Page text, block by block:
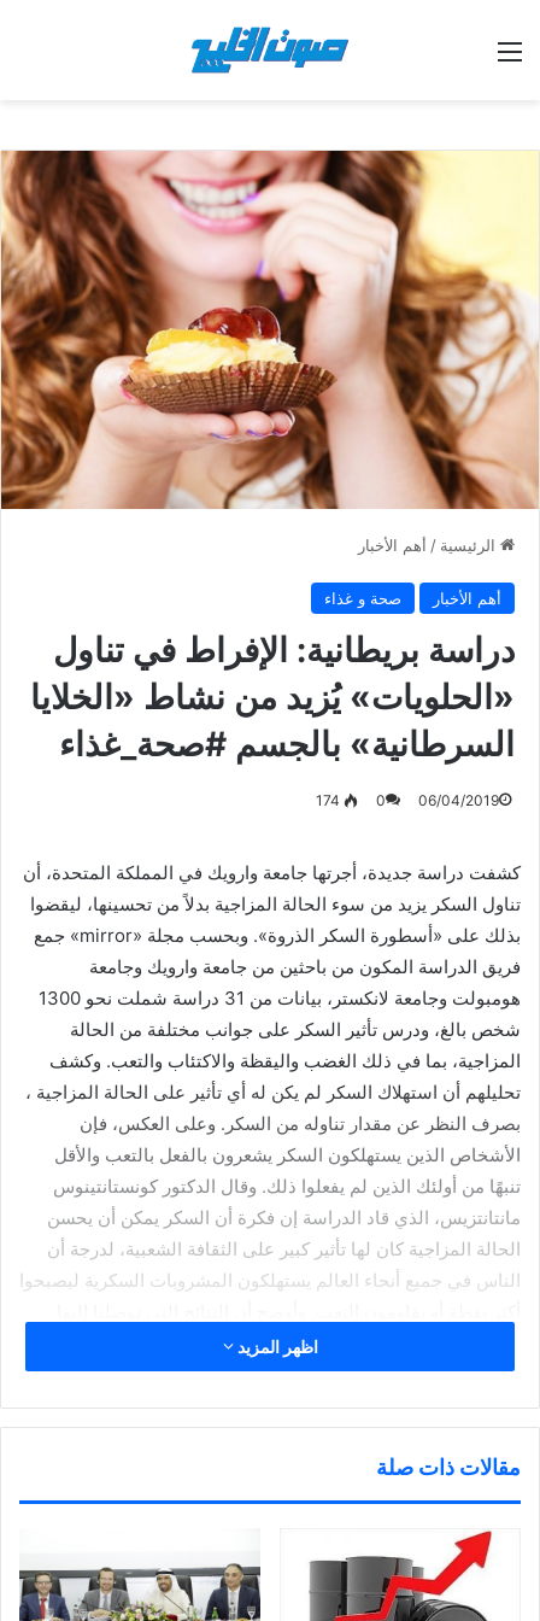
القائمة
الرئيسية / أهم الأخبار
أهم الأخبار صحة و غذاء
دراسة بريطانية: الإفراط في تناول
«الحلويات» يُزيد من نشاط «الخلايا
السرطانية» بالجسم #صحة_غذاء
06/04/2019
0
174
كشفت دراسة جديدة، أجرتها جامعة وارويك في المملكة المتحدة، أن
تناول السكر يزيد من سوء الحالة المزاجية بدلاً من تحسينها، ليقضوا
بذلك على «أسطورة السكر الذروة». وبحسب مجلة «mirror» جمع
فريق الدراسة المكون من باحثين من جامعة وارويك وجامعة
هومبولت وجامعة لانكستر، بيانات من 31 دراسة شملت نحو 1300
شخص بالغ، ودرس تأثير السكر على جوانب مختلفة من الحالة
المزاجية، بما في ذلك الغضب واليقظة والاكتئاب والتعب. وكشف
تحليلهم أن استهلاك السكر لم يكن له أي تأثير على الحالة المزاجية ،
بصرف النظر عن مقدار تناوله من السكر. وعلى العكس، فإن
الأشخاص الذين يستهلكون السكر يشعرون بالفعل بالتعب والأقل
تنبهًا من أولئك الذين لم يفعلوا ذلك. وقال الدكتور كونستانتينوس
مانتانتزيس، الذي قاد الدراسة إن فكرة أن السكر يمكن أن يحسن
الحالة المزاجية كان لها تأثير كبير على الثقافة الشعبية، لدرجة أن
الناس في جميع أنحاء العالم يستهلكون المشروبات السكرية ليصبحوا
تشير بوضوح شديد إلى أن مثل هذه الادعاءات لا تدعمها – إذا كان أي
شيء ، فإن السكر ربما يجعلك تشعر بأنك أسوأ، وكذلك يتأثر الجهاز
المناعي بشكل سلبي نتيجة الإفراط في تناول السكريات، وتصبح
الخلايا السرطانية بالجسم.
شارك هذا الموضوع:
غ
ا
ض
غ غ
اظهر المزيد
مقالات ذات صلة